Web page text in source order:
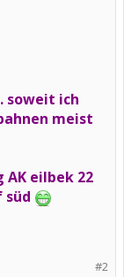
soweit ich
meist
eilbek 22
#2